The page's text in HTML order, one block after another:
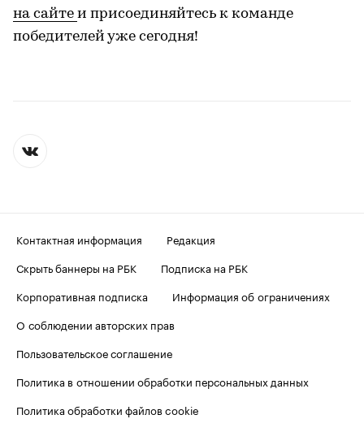
на сайте и присоединяйтесь к команде
победителей уже сегодня!
Контактная информация
Редакция
Скрыть баннеры на РБК
Подписка на РБК
Корпоративная подписка
Информация об ограничениях
О соблюдении авторских прав
Пользовательское соглашение
Политика в отношении обработки персональных данных
Политика обработки файлов cookie